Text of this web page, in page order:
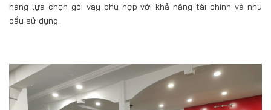
hàng lựa chọn gói vay phù hợp với khả năng tài chính và nhu
cầu sử dụng.